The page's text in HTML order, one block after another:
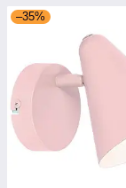
–35%